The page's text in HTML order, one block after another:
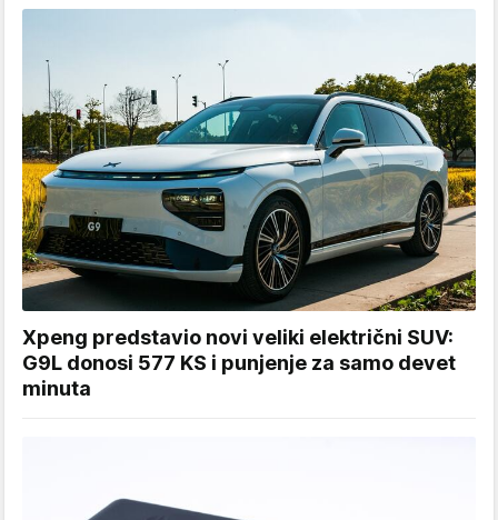
Xpeng predstavio novi veliki električni SUV:
G9L donosi 577 KS i punjenje za samo devet
minuta